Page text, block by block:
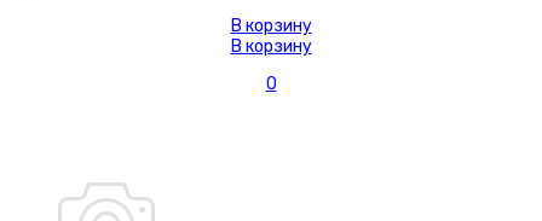
В корзину
В корзину
0